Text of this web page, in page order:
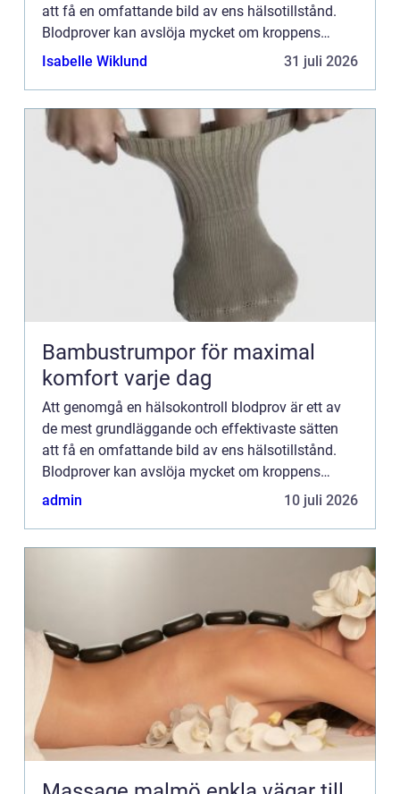
att få en omfattande bild av ens hälsotillstånd.
Blodprover kan avslöja mycket om kroppens
funktioner och up...
Isabelle Wiklund 31 juli 2026
Bambustrumpor för maximal
komfort varje dag
Att genomgå en hälsokontroll blodprov är ett av
de mest grundläggande och effektivaste sätten
att få en omfattande bild av ens hälsotillstånd.
Blodprover kan avslöja mycket om kroppens
funktioner och up...
admin 10 juli 2026